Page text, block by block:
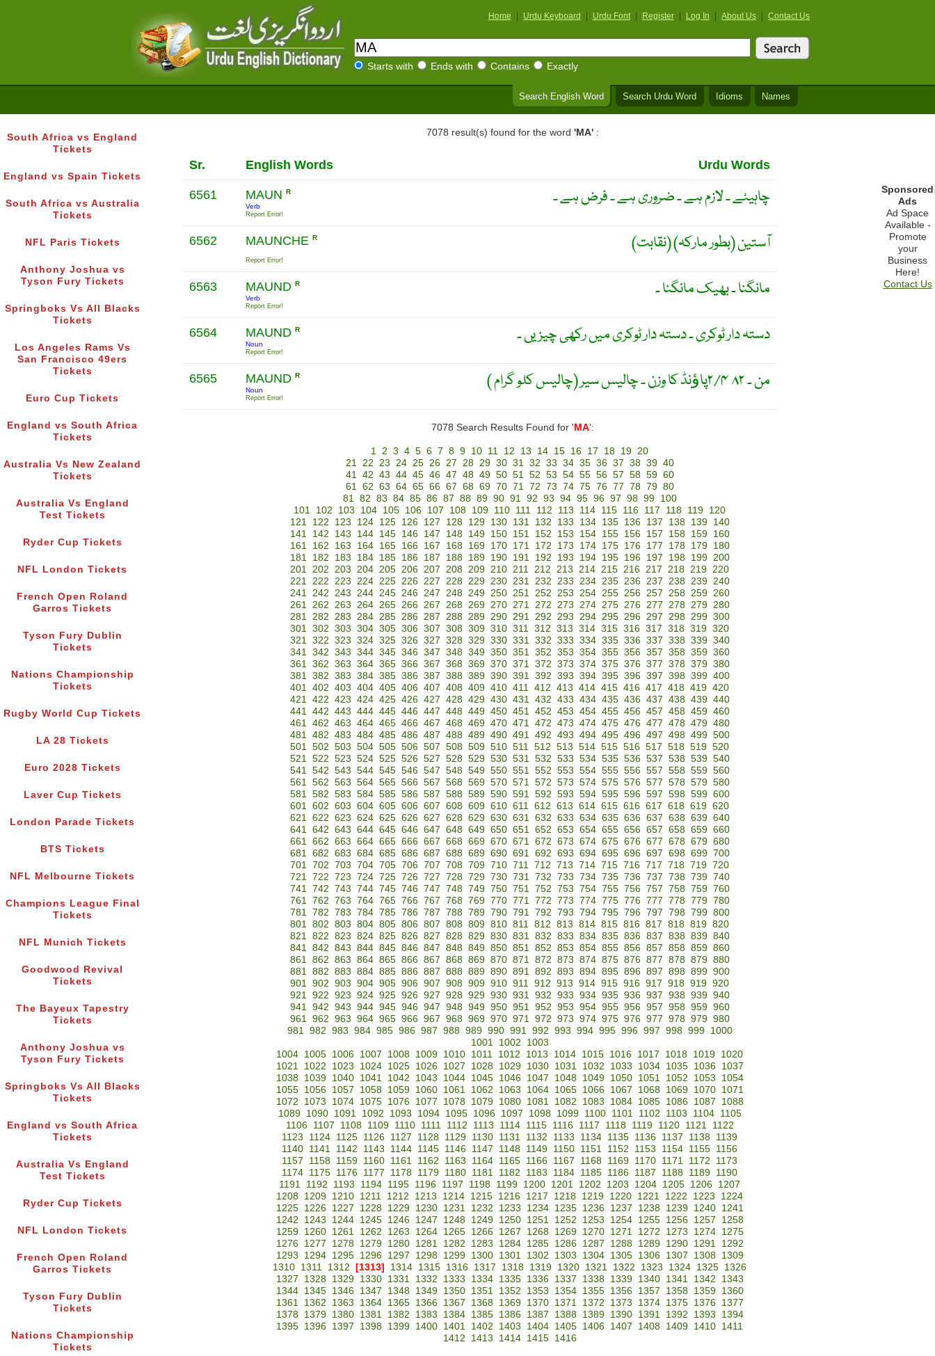
Home Urdu Keyboard Urdu Font Register Log In About Us Contact Us
Starts with Ends with Contains Exactly
Search English Word Search Urdu Word Idioms Names
South Africa vs England
Tickets
England vs Spain Tickets
South Africa vs Australia
Tickets
NFL Paris Tickets
Anthony Joshua vs
Tyson Fury Tickets
Springboks Vs All Blacks
Tickets
Los Angeles Rams Vs
San Francisco 49ers
Tickets
Euro Cup Tickets
England vs South Africa
Tickets
Australia Vs New Zealand
Tickets
Australia Vs England
Test Tickets
Ryder Cup Tickets
NFL London Tickets
French Open Roland
Garros Tickets
Tyson Fury Dublin
Tickets
Nations Championship
Tickets
Rugby World Cup Tickets
LA 28 Tickets
Euro 2028 Tickets
Laver Cup Tickets
London Parade Tickets
BTS Tickets
NFL Melbourne Tickets
Champions League Final
Tickets
NFL Munich Tickets
Goodwood Revival
Tickets
The Bayeux Tapestry
Tickets
Anthony Joshua vs
Tyson Fury Tickets
Springboks Vs All Blacks
Tickets
England vs South Africa
Tickets
Australia Vs England
Test Tickets
Ryder Cup Tickets
NFL London Tickets
French Open Roland
Garros Tickets
Tyson Fury Dublin
Tickets
Nations Championship
Tickets
7078 result(s) found for the word 'MA':
Sr. English Words Urdu Words
6561 MAUN R
Verb
Report Error!
چاہیئے ۔ لازم ہے ۔ ضروری ہے ۔ فرض ہے ۔
6562 MAUNCHE R
Report Error!
(نقابت) آستین (بطور مارکہ)
6563 MAUND R
Verb
Report Error!
مانگنا ۔ بھیک مانگنا ۔
6564 MAUND R
Noun
Report Error!
دستہ دار ٹوکری ۔ دستہ دار ٹوکری میں رکھی چیزیں ۔
6565 MAUND R
Noun
Report Error!
من ۔ ۸۲ ۲/۴پاﺅنڈ کا وزن ۔ چالیس سیر (چالیس کلو گرام )
7078 Search Results Found for ' MA':
1 2 3 4 5 6 7 8 9 10 11 12 13 14 15 16 17 18 19 20
21 22 23 24 25 26 27 28 29 30 31 32 33 34 35 36 37 38 39 40
41 42 43 44 45 46 47 48 49 50 51 52 53 54 55 56 57 58 59 60
61 62 63 64 65 66 67 68 69 70 71 72 73 74 75 76 77 78 79 80
81 82 83 84 85 86 87 88 89 90 91 92 93 94 95 96 97 98 99
100
101 102 103 104 105 106 107 108 109 110 111 112 113 114 115 116 117 118 119 120
121
122 123 124 125 126 127 128 129 130 131 132 133 134 135 136 137 138 139
140
141
142 143 144 145 146 147 148 149 150 151 152 153 154 155 156 157 158 159
160
161
162 163 164 165 166 167 168 169 170 171 172 173 174 175 176 177 178 179
180
181
182 183 184 185 186 187 188 189 190 191 192 193 194 195 196 197 198 199 200
201 202 203 204 205 206 207 208 209 210 211 212 213 214 215 216 217 218 219 220
221 222 223 224 225 226 227 228 229 230 231 232 233 234 235 236 237 238 239 240
241 242 243 244 245 246 247 248 249 250 251 252 253 254 255 256 257 258 259 260
261 262 263 264 265 266 267 268 269 270 271 272 273 274 275 276 277 278 279 280
281 282 283 284 285 286 287 288 289 290 291 292 293 294 295 296 297 298 299 300
301 302 303 304 305 306 307 308 309 310 311 312 313 314 315 316 317 318 319 320
321 322 323 324 325 326 327 328 329 330 331 332 333 334 335 336 337 338 339 340
341 342 343 344 345 346 347 348 349 350 351 352 353 354 355 356 357 358 359 360
361 362 363 364 365 366 367 368 369 370 371 372 373 374 375 376 377 378 379 380
381 382 383 384 385 386 387 388 389 390 391 392 393 394 395 396 397 398 399 400
401 402 403 404 405 406 407 408 409 410 411 412 413 414 415 416 417 418 419 420
421 422 423 424 425 426 427 428 429 430 431 432 433 434 435 436 437 438 439 440
441 442 443 444 445 446 447 448 449 450 451 452 453 454 455 456 457 458 459 460
461 462 463 464 465 466 467 468 469 470 471 472 473 474 475 476 477 478 479 480
481 482 483 484 485 486 487 488 489 490 491 492 493 494 495 496 497 498 499 500
501 502 503 504 505 506 507 508 509 510 511 512 513 514 515 516 517 518 519 520
521 522 523 524 525 526 527 528 529 530 531 532 533 534 535 536 537 538 539 540
541 542 543 544 545 546 547 548 549 550 551 552 553 554 555 556 557 558 559 560
561 562 563 564 565 566 567 568 569 570 571 572 573 574 575 576 577 578 579 580
581 582 583 584 585 586 587 588 589 590 591 592 593 594 595 596 597 598 599 600
601 602 603 604 605 606 607 608 609 610 611 612 613 614 615 616 617 618 619 620
621 622 623 624 625 626 627 628 629 630 631 632 633 634 635 636 637 638 639 640
641 642 643 644 645 646 647 648 649 650 651 652 653 654 655 656 657 658 659 660
661 662 663 664 665 666 667 668 669 670 671 672 673 674 675 676 677 678 679 680
681 682 683 684 685 686 687 688 689 690 691 692 693 694 695 696 697 698 699 700
701 702 703 704 705 706 707 708 709 710 711 712 713 714 715 716 717 718 719 720
721 722 723 724 725 726 727 728 729 730 731 732 733 734 735 736 737 738 739 740
741 742 743 744 745 746 747 748 749 750 751 752 753 754 755 756 757 758 759 760
761 762 763 764 765 766 767 768 769 770 771 772 773 774 775 776 777 778 779 780
781 782 783 784 785 786 787 788 789 790 791 792 793 794 795 796 797 798 799 800
801 802 803 804 805 806 807 808 809 810 811 812 813 814 815 816 817 818 819 820
821 822 823 824 825 826 827 828 829 830 831 832 833 834 835 836 837 838 839 840
841 842 843 844 845 846 847 848 849 850 851 852 853 854 855 856 857 858 859 860
861 862 863 864 865 866 867 868 869 870 871 872 873 874 875 876 877 878 879 880
881 882 883 884 885 886 887 888 889 890 891 892 893 894 895 896 897 898 899 900
901 902 903 904 905 906 907 908 909 910 911 912 913 914 915 916 917 918 919 920
921 922 923 924 925 926 927 928 929 930 931 932 933 934 935 936 937 938 939 940
941 942 943 944 945 946 947 948 949 950 951 952 953 954 955 956 957 958 959 960
961 962 963 964 965 966 967 968 969 970 971 972 973 974 975 976 977 978 979 980
981 982 983 984 985 986 987 988 989 990 991 992 993 994 995 996 997 998 999
1000
1001
1002
1003
1004 1005 1006 1007 1008 1009 1010 1011 1012 1013 1014 1015 1016 1017 1018 1019 1020
1021
1022 1023 1024 1025 1026 1027 1028 1029 1030 1031 1032 1033 1034 1035 1036
1037
1038
1039 1040 1041 1042 1043 1044 1045 1046 1047 1048 1049 1050 1051 1052 1053
1054
1055
1056 1057 1058 1059 1060 1061 1062 1063 1064 1065 1066 1067 1068 1069 1070
1071
1072
1073 1074 1075 1076 1077 1078 1079 1080 1081 1082 1083 1084 1085 1086 1087
1088
1089
1090 1091 1092 1093 1094 1095 1096 1097 1098 1099 1100 1101 1102 1103 1104
1105
1106
1107 1108 1109 1110 1111 1112 1113 1114 1115 1116 1117 1118 1119 1120 1121
1122
1123
1124 1125 1126 1127 1128 1129 1130 1131 1132 1133 1134 1135 1136 1137 1138 1139
1140 1141 1142 1143 1144 1145 1146 1147 1148 1149 1150 1151 1152 1153 1154 1155 1156
1157
1158 1159 1160 1161 1162 1163 1164 1165 1166 1167 1168 1169 1170 1171 1172
1173
1174 1175 1176 1177 1178 1179 1180 1181 1182 1183 1184 1185 1186 1187 1188 1189 1190
1191 1192 1193 1194 1195 1196 1197 1198 1199 1200 1201 1202 1203 1204 1205 1206 1207
1208 1209 1210 1211 1212 1213 1214 1215 1216 1217 1218 1219 1220 1221 1222 1223
1224
1225
1226 1227 1228 1229 1230 1231 1232 1233 1234 1235 1236 1237 1238 1239 1240
1241
1242
1243 1244 1245 1246 1247 1248 1249 1250 1251 1252 1253 1254 1255 1256 1257
1258
1259
1260 1261 1262 1263 1264 1265 1266 1267 1268 1269 1270 1271 1272 1273 1274
1275
1276
1277 1278 1279 1280 1281 1282 1283 1284 1285 1286 1287 1288 1289 1290 1291
1292
1293
1294 1295 1296 1297 1298 1299 1300 1301 1302 1303 1304 1305 1306 1307 1308
1309
1310 1311 1312 [1313] 1314 1315 1316 1317 1318 1319 1320 1321 1322 1323 1324 1325 1326
1327
1328 1329 1330 1331 1332 1333 1334 1335 1336 1337 1338 1339 1340 1341 1342
1343
1344
1345 1346 1347 1348 1349 1350 1351 1352 1353 1354 1355 1356 1357 1358 1359
1360
1361
1362 1363 1364 1365 1366 1367 1368 1369 1370 1371 1372 1373 1374 1375 1376
1377
1378
1379 1380 1381 1382 1383 1384 1385 1386 1387 1388 1389 1390 1391 1392 1393
1394
1395 1396 1397 1398 1399 1400 1401 1402 1403 1404 1405 1406 1407 1408 1409 1410 1411
1412
1413 1414 1415 1416
Sponsored
Ads
Ad Space
Available -
Promote
your
Business
Here!
Contact Us